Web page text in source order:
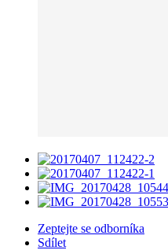
Zeptejte se odborníka
Sdílet